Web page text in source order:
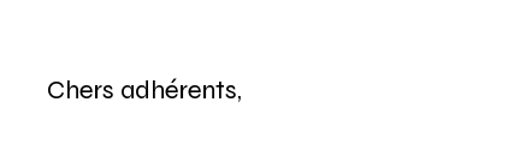
Chers adhérents,